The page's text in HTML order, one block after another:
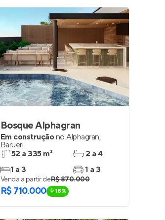
Bosque Alphagran
Em construçãono Alphagran,
Barueri
52 a 335 m²
1 a 3
2 a 4
1 a 3
Venda a partir deR$ 870.000
R$ 710.000 18%